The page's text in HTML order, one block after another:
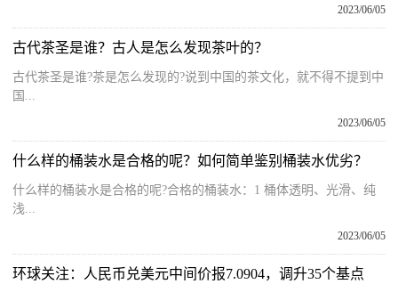
2023/06/05
古代茶圣是谁？古人是怎么发现茶叶的？
古代茶圣是谁?茶是怎么发现的?说到中国的茶文化，就不得不提到中
国...
2023/06/05
什么样的桶装水是合格的呢？如何简单鉴别桶装水优劣？
什么样的桶装水是合格的呢?合格的桶装水：1 桶体透明、光滑、纯
浅...
2023/06/05
环球关注：人民币兑美元中间价报7.0904，调升35个基点